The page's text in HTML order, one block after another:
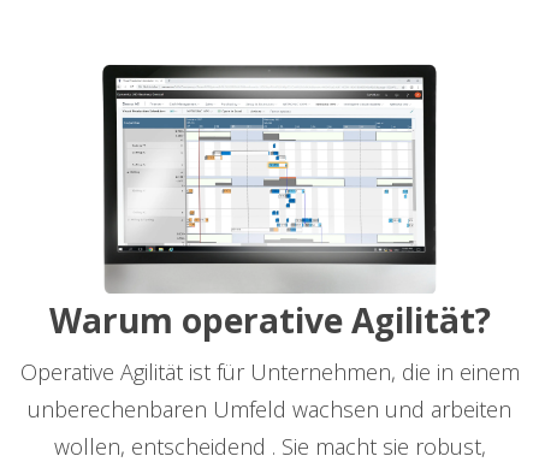
Warum operative Agilität?
Operative Agilität ist für Unternehmen, die in einem
unberechenbaren Umfeld wachsen und arbeiten
wollen, entscheidend . Sie macht sie robust,